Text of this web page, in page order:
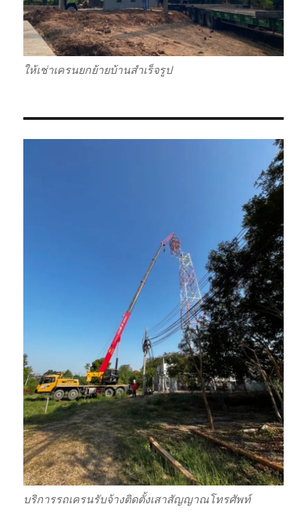
ให้เช่าเครนยกย้ายบ้านสำเร็จรูป
บริการรถเครนรับจ้างติดตั้งเสาสัญญาณโทรศัพท์